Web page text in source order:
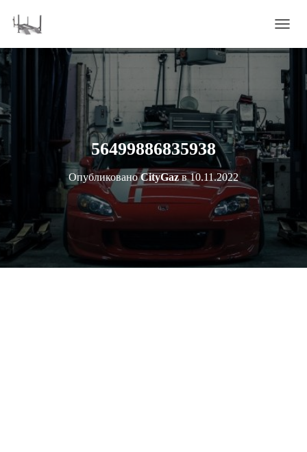
Е
Е
К
Л
Ч
И
Т
Ь
И
Г
И
56499886835938
ОпубликованоCityGazв10.11.2022